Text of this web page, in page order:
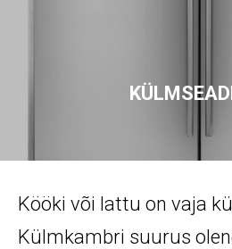
Kööki või lattu on vaja
Külmkambri suurus